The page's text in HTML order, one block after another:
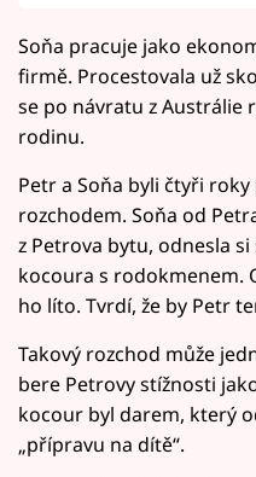
Soňa pracuje jako
firmě. Procestovala už
se po návratu z Austrálie
rodinu.
Petr a Soňa byli čtyři
rozchodem. Soňa od
z Petrova bytu, odnesla
kocoura s rodokmenem.
ho líto. Tvrdí, že by Petr
Takový rozchod může
bere Petrovy stížnosti
kocour byl darem, který
„přípravu na dítě“.